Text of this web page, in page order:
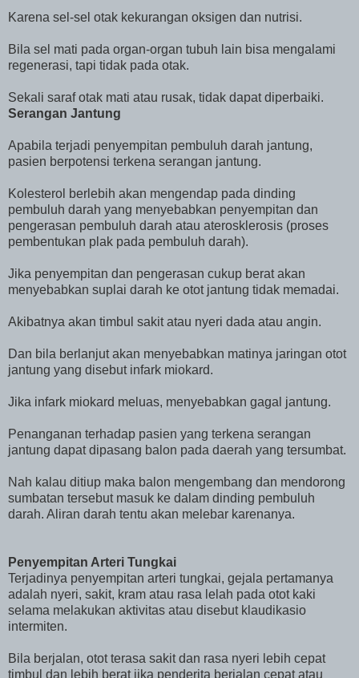
Karena sel-sel otak kekurangan oksigen dan nutrisi.
Bila sel mati pada organ-organ tubuh lain bisa mengalami
regenerasi, tapi tidak pada otak.
Sekali saraf otak mati atau rusak, tidak dapat diperbaiki.
Serangan Jantung
Apabila terjadi penyempitan pembuluh darah jantung,
pasien berpotensi terkena serangan jantung.
Kolesterol berlebih akan mengendap pada dinding
pembuluh darah yang menyebabkan penyempitan dan
pengerasan pembuluh darah atau aterosklerosis (proses
pembentukan plak pada pembuluh darah).
Jika penyempitan dan pengerasan cukup berat akan
menyebabkan suplai darah ke otot jantung tidak memadai.
Akibatnya akan timbul sakit atau nyeri dada atau angin.
Dan bila berlanjut akan menyebabkan matinya jaringan otot
jantung yang disebut infark miokard.
Jika infark miokard meluas, menyebabkan gagal jantung.
Penanganan terhadap pasien yang terkena serangan
jantung dapat dipasang balon pada daerah yang tersumbat.
Nah kalau ditiup maka balon mengembang dan mendorong
sumbatan tersebut masuk ke dalam dinding pembuluh
darah. Aliran darah tentu akan melebar karenanya.
Penyempitan Arteri Tungkai
Terjadinya penyempitan arteri tungkai, gejala pertamanya
adalah nyeri, sakit, kram atau rasa lelah pada otot kaki
selama melakukan aktivitas atau disebut klaudikasio
intermiten.
Bila berjalan, otot terasa sakit dan rasa nyeri lebih cepat
timbul dan lebih berat jika penderita berjalan cepat atau